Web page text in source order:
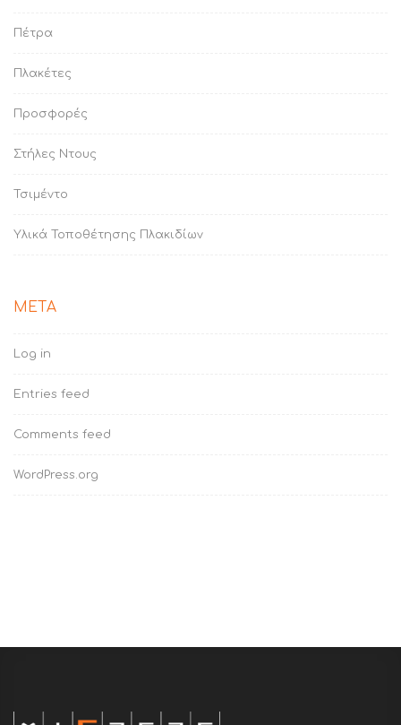
Πέτρα
Πλακέτες
Προσφορές
Στήλες Ντους
Τσιμέντο
Υλικά Τοποθέτησης Πλακιδίων
META
Log in
Entries feed
Comments feed
WordPress.org